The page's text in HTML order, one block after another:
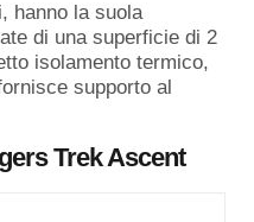
hanno la suola
di una superficie di 2
isolamento termico,
supporto al
Trek Ascent